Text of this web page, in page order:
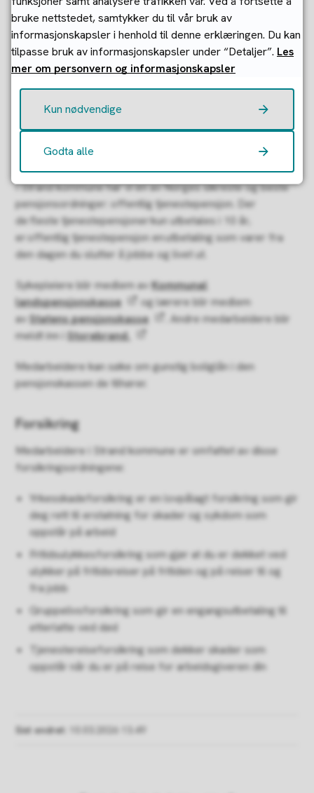
Stipendordninger
Lønnstillegg for vikarer med påbegynt
universitetsutdanning
Gode pensjons- og forsikringsordninger
Pensjon
I Strand kommune har vi en av Norges sikreste og beste
pensjonsordninger: offentlig tjenestepensjon. Der
de fleste tjenestepensjoner kun utbetales i 10 år,
er offentlig tjenestepensjon en utbetaling som varer fra
den dagen du slutter å jobbe og livet ut.
Sykepleiere blir medlem avKommunal
landspensjonskasse
og lærere blir medlem
avStatens pensjonskasse
. Andre medarbeidere blir
meldt inn iStorebrand.
Medarbeidere kan søke om gunstig boliglån i den
pensjonskassen de tilhører.
Forsikring
Medarbeidere i Strand kommune er omfattet av disse
forsikringsordningene:
Yrkesskadeforsikring er en lovpålagt forsikring som gir
deg rett til erstatning for skader og sykdom som
oppstår på arbeid
Fritidsulykkesforsikring som gjør at du er dekket ved
ulykker på fritidsreiser på fritiden og på reiser til og
fra jobb
Gruppelivsforsikring som gir en engangsutbetaling til
etterlatte ved død
Tjenestereiseforsikring som dekker skader som
oppstår når du er på reise for arbeidsgiveren din
Sist endret 10.03.2026 13.49
bruke nettstedet, samtykker du til vår bruk av
informasjonskapsler i henhold til denne erklæringen. Du kan
tilpasse bruk av informasjonskapsler under “Detaljer”. Les
mer om personvern og informasjonskapsler
Kun nødvendige
Godta alle